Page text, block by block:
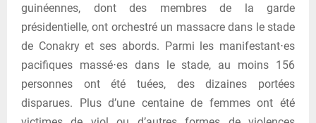
guinéennes, dont des membres de la garde
présidentielle, ont orchestré un massacre dans le stade
de Conakry et ses abords. Parmi les manifestant⋅es
pacifiques massé⋅es dans le stade, au moins 156
personnes ont été tuées, des dizaines portées
disparues. Plus d’une centaine de femmes ont été